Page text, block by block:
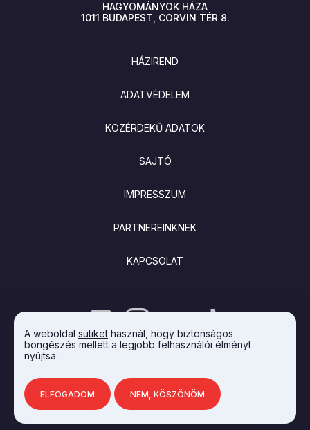
A weboldal sütiket használ, hogy biztonságos
böngészés mellett a legjobb felhasználói élményt
nyújtsa.
ELFOGADOM NEM, KÖSZÖNÖM
HAGYOMÁNYOK HÁZA
1011 BUDAPEST CORVIN TÉR 8.
HÁZIREND
ADATVÉDELEM
KÖZÉRDEKŰ ADATOK
SAJTÓ
IMPRESSZUM
PARTNEREINKNEK
KAPCSOLAT
AZ INTEGRAL VISION FEJLESZTETTE